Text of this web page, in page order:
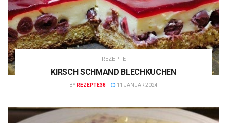
REZEPTE
KIRSCH SCHMAND BLECHKUCHEN
BY REZEPTE38 11 JANUAR 2024